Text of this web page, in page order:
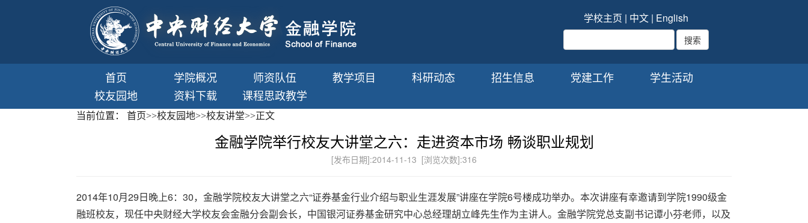
学校主页 | 中文 | English
首页 学院概况 师资队伍 教学项目 科研动态 招生信息 党建工作
学生活动
校友园地
资料下载 课程思政教学
当前位置： 首页>>校友园地>>校友讲堂>>正文
金融学院举行校友大讲堂之六：走进资本市场 畅谈职业规划
[发布日期]:2014-11-13 [浏览次数]:316
2014年10月29日晚上6：30，金融学院校友大讲堂之六“证券基金行业介绍与职业生涯发展”讲座在学院6号楼成功举办。本次讲座有幸邀请到学院1990级金
融班校友，现任中央财经大学校友会金融分会副会长，中国银河证券基金研究中心总经理胡立峰先生作为主讲人。金融学院党总支副书记谭小芬老师，以及